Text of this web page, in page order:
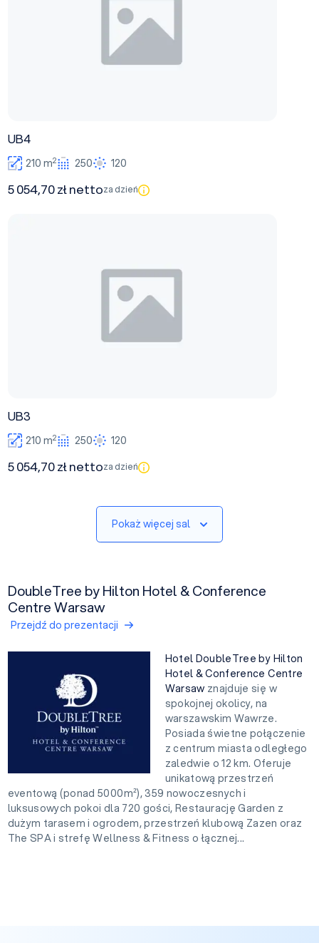
UB4
210 m2 250 120
5 054,70 zł nettoza dzień
UB3
210 m2 250 120
5 054,70 zł nettoza dzień
Pokaż więcej sal
DoubleTree by Hilton Hotel & Conference
Centre Warsaw
Przejdź do prezentacji
Hotel DoubleTree by Hilton
Hotel & Conference Centre
Warsaw znajduje się w
spokojnej okolicy, na
warszawskim Wawrze.
Posiada świetne połączenie
z centrum miasta odległego
zaledwie o 12 km. Oferuje
unikatową przestrzeń
eventową (ponad 5000m²), 359 nowoczesnych i
luksusowych pokoi dla 720 gości, Restaurację Garden z
dużym tarasem i ogrodem, przestrzeń klubową Zazen oraz
The SPA i strefę Wellness & Fitness o łącznej...